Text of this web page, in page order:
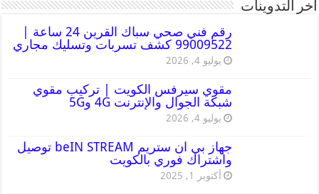
أخر التدوينات
رقم فني صحي سباك القرين 24 ساعة |
99009522 كشف تسربات وتسليك مجاري
يوليو 4, 2026
مقوي سيرفس الكويت | تركيب مقوي
شبكة الجوال والإنترنت 4G و5G
يوليو 4, 2026
جهاز بي ان ستريم beIN STREAM توصيل
واشتراك فوري بالكويت
أكتوبر 1, 2025